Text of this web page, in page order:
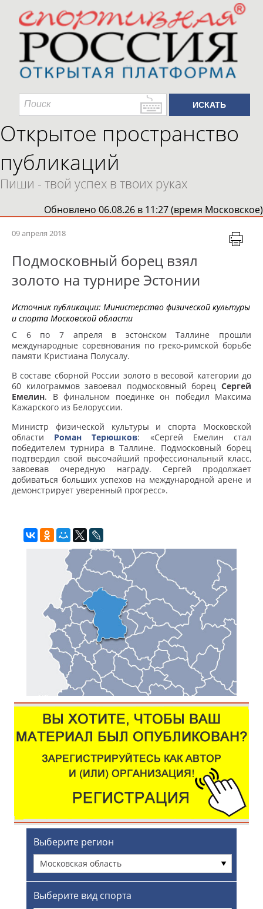
Открытое пространство
публикаций
Пиши - твой успех в твоих руках
Обновлено 06.08.26 в 11:27 (время Московское)
09 апреля 2018
Подмосковный борец взял
золото на турнире Эстонии
Источник публикации: Министерство физической культуры
и спорта Московской области
С 6 по 7 апреля в эстонском Таллине прошли
международные соревнования по греко-римской борьбе
памяти Кристиана Полусалу.
В составе сборной России золото в весовой категории до
60 килограммов завоевал подмосковный борец Сергей
Емелин. В финальном поединке он победил Максима
Кажарского из Белоруссии.
Министр физической культуры и спорта Московской
области Роман Терюшков: «Сергей Емелин стал
победителем турнира в Таллине. Подмосковный борец
подтвердил свой высочайший профессиональный класс,
завоевав очередную награду. Сергей продолжает
добиваться больших успехов на международной арене и
демонстрирует уверенный прогресс».
Выберите регион
Московская область
Выберите вид спорта